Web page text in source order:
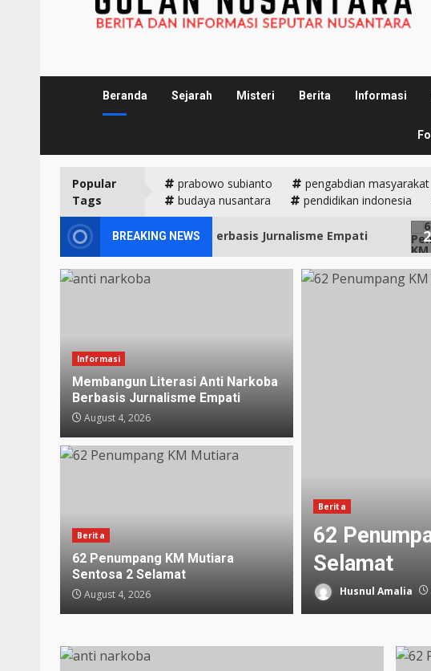
Beranda Sejarah Misteri Berita Informasi
Popular
Tags
prabowo subianto pengabdian masyarakat
budaya nusantara
pendidikan indonesia
BREAKING NEWS
Literasi Anti Narkoba Berbasis Jurnalisme Empati 62
Anti Narkoba Berbasis
Berita
62
Selamat
Husnul Amalia
Informasi
Membangun Literasi Anti Narkoba
Berbasis Jurnalisme Empati
August 4, 2026
Berita
62 Penumpang KM Mutiara
Sentosa 2 Selamat
August 4, 2026